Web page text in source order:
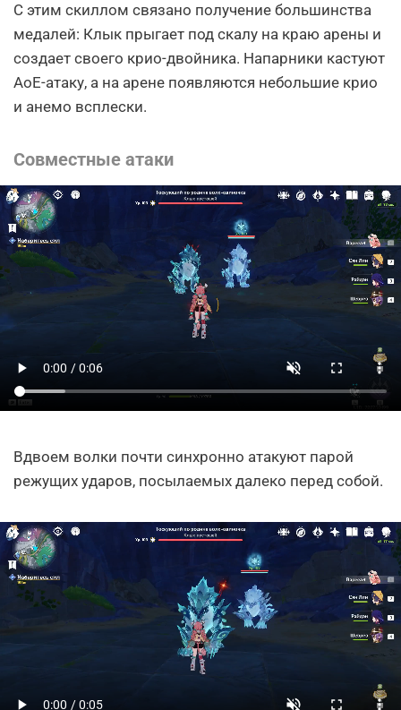
С этим скиллом связано получение большинства
медалей: Клык прыгает под скалу на краю арены и
создает своего крио-двойника. Напарники кастуют
АоЕ-атаку, а на арене появляются небольшие крио
и анемо всплески.
Совместные атаки
Вдвоем волки почти синхронно атакуют парой
режущих ударов, посылаемых далеко перед собой.